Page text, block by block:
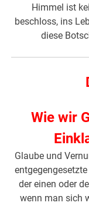
Himmel ist
beschloss, ins
diese
Wie wir
Glaube und
der einen oder
wenn man sich